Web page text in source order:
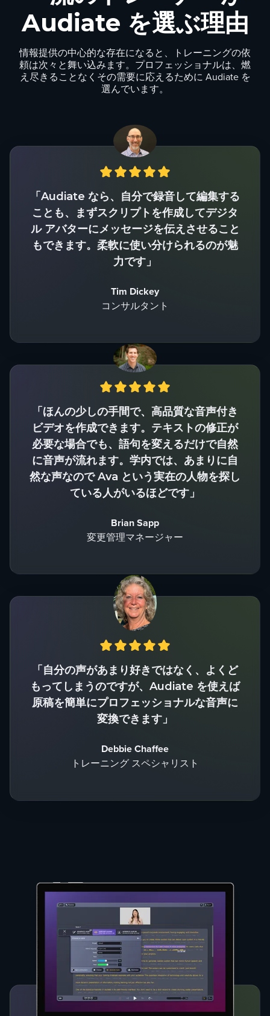
Audiate を選ぶ理由
情報提供の中心的な存在になると、トレーニングの依
頼は次々と舞い込みます。プロフェッショナルは、燃
え尽きることなくその需要に応えるために Audiate を
選んでいます。
「Audiate なら、自分で録音して編集する
ことも、まずスクリプトを作成してデジタ
ル アバターにメッセージを伝えさせること
もできます。柔軟に使い分けられるのが魅
力です」
Tim Dickey
コンサルタント
「ほんの少しの手間で、高品質な音声付き
ビデオを作成できます。テキストの修正が
必要な場合でも、語句を変えるだけで自然
に音声が流れます。学内では、あまりに自
然な声なので Ava という実在の人物を探し
ている人がいるほどです」
Brian Sapp
変更管理マネージャー
「自分の声があまり好きではなく、よくど
もってしまうのですが、Audiate を使えば
原稿を簡単にプロフェッショナルな音声に
変換できます」
Debbie Chaffee
トレーニング スペシャリスト